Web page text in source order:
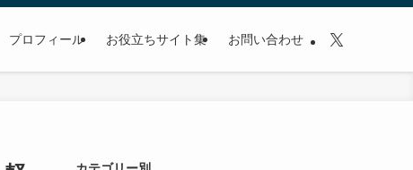
プロフィール お役立ちサイト集 お問い合わせ